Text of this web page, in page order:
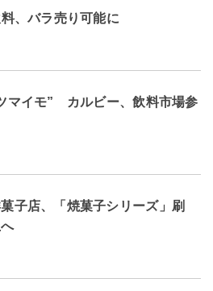
、バラ売り可能に
マイモ” カルビー、飲料市場参
子店、「焼菓子シリーズ」刷